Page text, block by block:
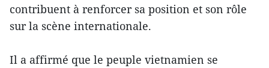
contribuent à renforcer sa position et son rôle
sur la scène internationale.
Il a affirmé que le peuple vietnamien se